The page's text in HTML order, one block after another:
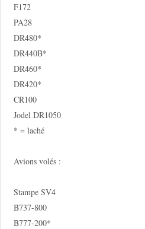
F172
PA28
DR480*
DR440B*
DR460*
DR420*
CR100
Jodel DR1050
* = laché
Avions volés :
Stampe SV4
B737-800
B777-200*